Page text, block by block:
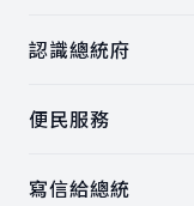
認識總統府
便民服務
寫信給總統